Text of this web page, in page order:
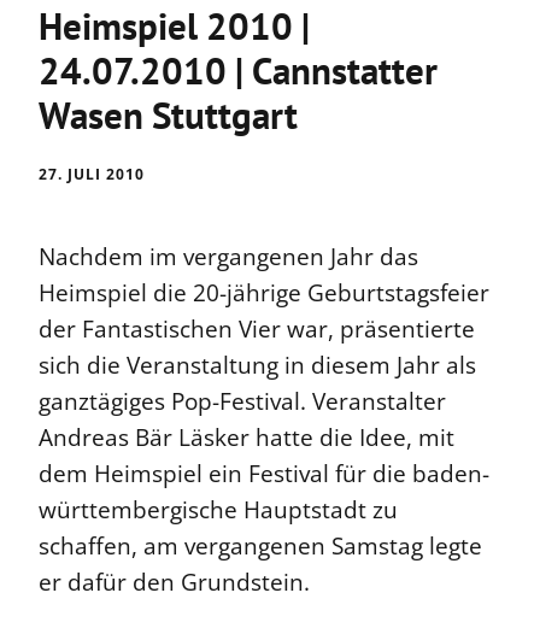
Heimspiel 2010 |
24.07.2010 | Cannstatter
Wasen Stuttgart
27. JULI 2010
Nachdem im vergangenen Jahr das
Heimspiel die 20-jährige Geburtstagsfeier
der Fantastischen Vier war, präsentierte
sich die Veranstaltung in diesem Jahr als
ganztägiges Pop-Festival. Veranstalter
Andreas Bär Läsker hatte die Idee, mit
dem Heimspiel ein Festival für die baden-
württembergische Hauptstadt zu
schaffen, am vergangenen Samstag legte
er dafür den Grundstein.